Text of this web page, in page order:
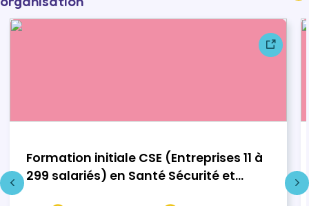
Formation initiale CSE (Entreprises 11 à
299 salariés) en Santé Sécurité et